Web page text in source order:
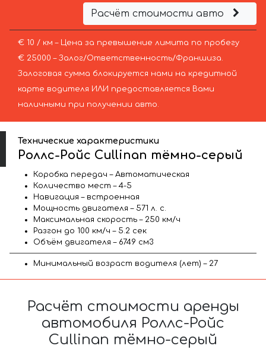
Расчёт стоимости авто
€ 10 / км – Цена за превышение лимита по пробегу
€ 25000 – Залог/Ответственность/Франшиза.
Залоговая сумма блокируется нами на кредитной
карте водителя ИЛИ предоставляется Вами
наличными при получении авто.
Технические характеристики
Роллс-Ройс Cullinan тёмно-серый
Коробка передач – Автоматическая
Количество мест – 4-5
Навигация – встроенная
Мощность двигателя – 571 л. с.
Максимальная скорость – 250 км/ч
Разгон до 100 км/ч – 5.2 сек
Объём двигателя – 6749 см3
Минимальный возраст водителя (лет) – 27
Расчёт стоимости аренды
автомобиля Роллс-Ройс
Cullinan тёмно-серый